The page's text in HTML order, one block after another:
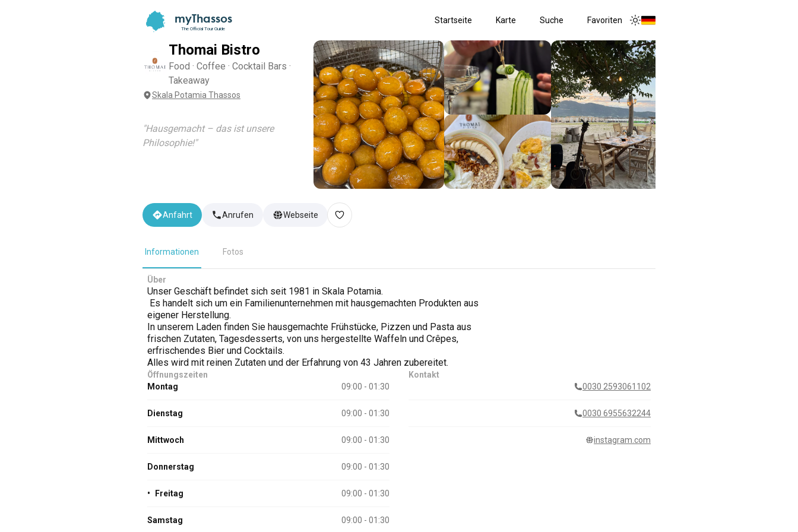
myThassos
The Official Tour Guide
Startseite Karte Suche
Favoriten
Thomai Bistro
Food · Coffee · Cocktail Bars ·
Takeaway
Skala Potamia Thassos
"Hausgemacht – das ist unsere
Philosophie!"
Anfahrt Anrufen Webseite
Informationen Fotos
Über
Unser Geschäft befindet sich seit 1981 in Skala Potamia.
Es handelt sich um ein Familienunternehmen mit hausgemachten Produkten aus
eigener Herstellung.
In unserem Laden finden Sie hausgemachte Frühstücke, Pizzen und Pasta aus
frischen Zutaten, Tagesdesserts, von uns hergestellte Waffeln und Crêpes,
erfrischendes Bier und Cocktails.
Alles wird mit reinen Zutaten und der Erfahrung von 43 Jahren zubereitet.
Öffnungszeiten
Montag
09:00 - 01:30
Dienstag 09:00 - 01:30
Mittwoch 09:00 - 01:30
Donnerstag 09:00 - 01:30
• Freitag 09:00 - 01:30
Samstag 09:00 - 01:30
Kontakt
0030 2593061102
0030 6955632244
instagram.com